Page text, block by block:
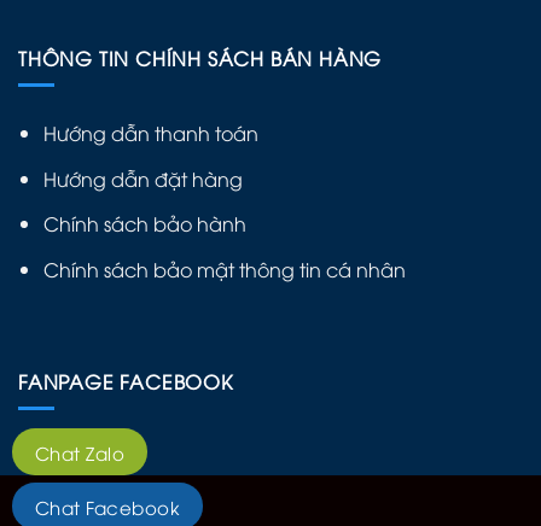
THÔNG TIN CHÍNH SÁCH BÁN HÀNG
Hướng dẫn thanh toán
Hướng dẫn đặt hàng
Chính sách bảo hành
Chính sách bảo mật thông tin cá nhân
FANPAGE FACEBOOK
Chat Zalo
Chat Facebook